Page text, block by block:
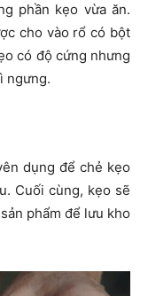
phần kẹo vừa ăn.
cho vào rổ có bột
có độ cứng nhưng
ngưng.
dụng để chẻ kẹo
Cuối cùng, kẹo sẽ
phẩm để lưu kho